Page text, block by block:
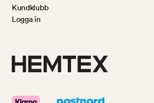
Kundklubb
Logga in